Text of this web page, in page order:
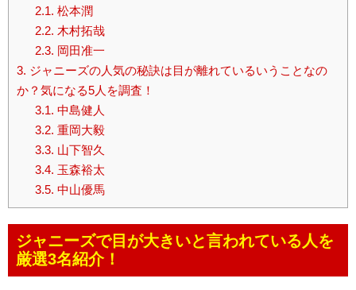
2.1. 松本潤
2.2. 木村拓哉
2.3. 岡田准一
3. ジャニーズの人気の秘訣は目が離れているいうことなの
か？気になる5人を調査！
3.1. 中島健人
3.2. 重岡大毅
3.3. 山下智久
3.4. 玉森裕太
3.5. 中山優馬
ジャニーズで目が大きいと言われている人を
厳選3名紹介！